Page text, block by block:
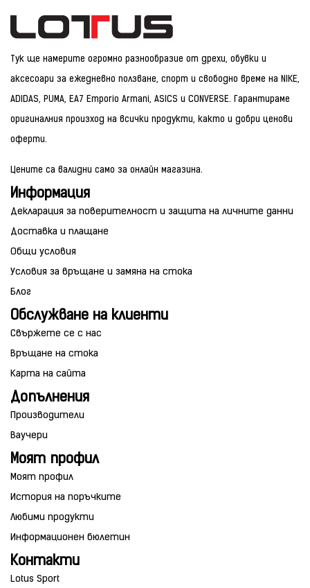
Тук ще намерите огромно разнообразие от дрехи, обувки и
аксесоари за ежедневно ползване, спорт и свободно време на NIKE,
ADIDAS, PUMA, EA7 Emporio Armani, ASICS и CONVERSE. Гарантираме
оригиналния произход на всички продукти, както и добри ценови
оферти.
Цените са валидни само за онлайн магазина.
Информация
Декларация за поверителност и защита на личните данни
Доставка и плащане
Общи условия
Условия за връщане и замяна на стока
Блог
Обслужване на клиенти
Свържете се с нас
Връщане на стока
Карта на сайта
Допълнения
Производители
Ваучери
Моят профил
Моят профил
История на поръчките
Любими продукти
Информационен бюлетин
Контакти
Lotus Sport